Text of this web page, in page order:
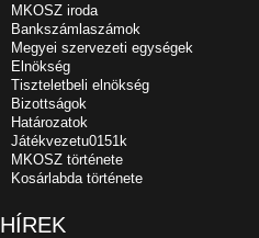
MKOSZ iroda
Bankszámlaszámok
Megyei szervezeti egységek
Elnökség
Tiszteletbeli elnökség
Bizottságok
Határozatok
Játékvezetu0151k
MKOSZ története
Kosárlabda története
HÍREK